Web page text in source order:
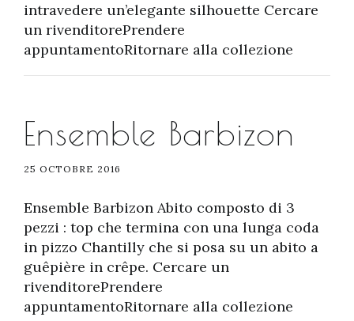
intravedere un’elegante silhouette Cercare
un rivenditorePrendere
appuntamentoRitornare alla collezione
Ensemble Barbizon
25 OCTOBRE 2016
Ensemble Barbizon Abito composto di 3
pezzi : top che termina con una lunga coda
in pizzo Chantilly che si posa su un abito a
guêpière in crêpe. Cercare un
rivenditorePrendere
appuntamentoRitornare alla collezione